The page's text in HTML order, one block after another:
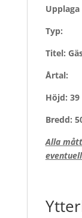
Upplaga
Typ:
Titel:
Årtal:
Höjd: 39
Bredd:
Alla